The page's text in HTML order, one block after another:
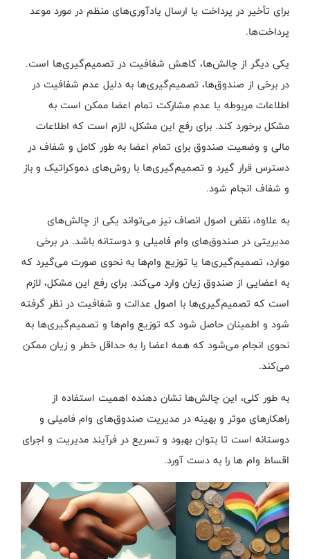
برای تأخیر در پرداخت یا ارسال یادآوری‌های منظم در مورد موعد
پرداخت‌ها.
یکی دیگر از چالش‌ها، کاهش شفافیت در تصمیم‌گیری‌ها است.
در برخی از صندوق‌ها، تصمیم‌گیری‌ها به دلیل عدم شفافیت در
اطلاعات مربوطه یا عدم مشارکت تمام اعضا ممکن است به
مشکل برخورد کند. برای رفع این مشکل، لازم است که اطلاعات
مالی و وضعیت صندوق برای تمام اعضا به طور کامل و شفاف در
دسترس قرار گیرد و تصمیم‌گیری‌ها با روش‌های دموکراتیک و باز
و شفاف انجام شود.
به علاوه، نقض اصول انصاف نیز می‌تواند یکی از چالش‌های
مدیریتی در صندوق‌های وام فامیلی و دوستانه باشد. در برخی
موارد، تصمیم‌گیری‌ها یا توزیع وام‌ها به نحوی صورت می‌گیرد که
به اعضایی از صندوق زیان وارد می‌کند. برای رفع این مشکل، لازم
است که تصمیم‌گیری‌ها با اصول عدالت و شفافیت در نظر گرفته
شود و اطمینان حاصل شود که توزیع وام‌ها و تصمیم‌گیری‌ها به
نحوی انجام می‌شود که همه اعضا را به حداقل خطر و زیان ممکن
می‌کند.
به طور کلی، این چالش‌ها نشان دهنده اهمیت استفاده از
راهکارهای موثر و بهینه در مدیریت صندوق‌های وام فامیلی و
دوستانه است تا بتوان بهبود و تسریع در فرآیند مدیریت و اجرای
اقساط وام ‌ها را به دست آورد.